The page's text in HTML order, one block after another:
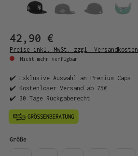
42,90 €
Preise inkl. MwSt. zzgl. Versandkosten
Nicht mehr verfügbar
✔️ Exklusive Auswahl an Premium Caps
✔️ Kostenloser Versand ab 75€
✔️ 30 Tage Rückgaberecht
Größeauswählen